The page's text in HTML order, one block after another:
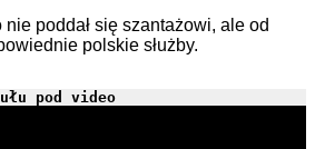
poddał się szantażowi, ale od
polskie służby.
pod video